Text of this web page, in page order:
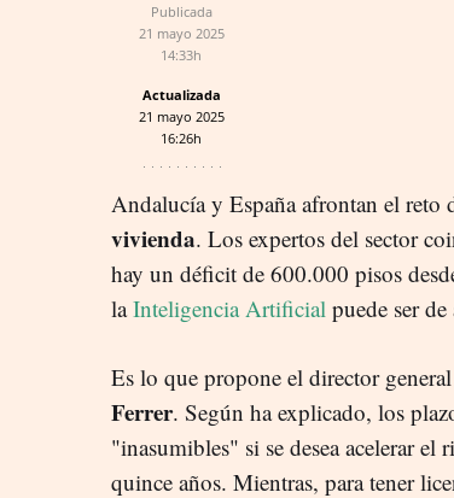
Publicada
21 mayo 2025
14:33h
Actualizada
21 mayo 2025
16:26h
Andalucía y España afrontan el reto
vivienda. Los expertos del sector
hay un déficit de 600.000 pisos
laInteligencia Artificial puede ser
Es lo que propone el director
Ferrer. Según ha explicado, los
"inasumibles" si se desea acelerar
quince años. Mientras, para tener